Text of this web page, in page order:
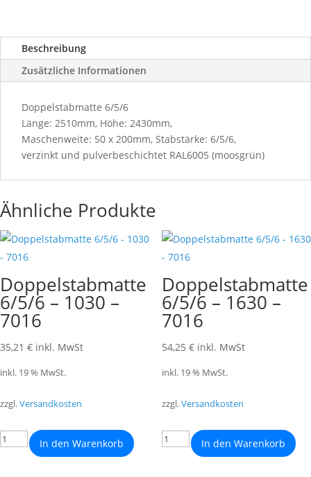
Beschreibung
Zusätzliche Informationen
Doppelstabmatte 6/5/6
Länge: 2510mm, Höhe: 2430mm,
Maschenweite: 50 x 200mm, Stabstärke: 6/5/6,
verzinkt und pulverbeschichtet RAL6005 (moosgrün)
Ähnliche Produkte
Doppelstabmatte
6/5/6 – 1030 –
7016
35,21 € inkl. MwSt
inkl. 19 % MwSt.
zzgl.Versandkosten
In den Warenkorb
Doppelstabmatte
6/5/6 – 1630 –
7016
54,25 € inkl. MwSt
inkl. 19 % MwSt.
zzgl.Versandkosten
In den Warenkorb